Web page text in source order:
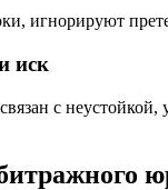
игнорируют
иск
с